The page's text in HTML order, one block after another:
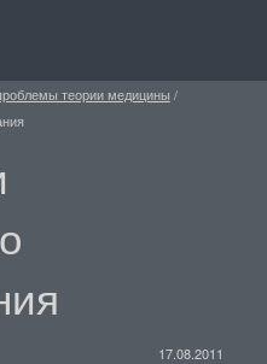
теории медицины /
17.08.2011